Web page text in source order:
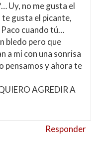
Uy, no me gusta el
gusta el picante,
Paco cuando tú…
bledo pero que
a mi con una sonrisa
pensamos y ahora te
AGREDIR A
Responder